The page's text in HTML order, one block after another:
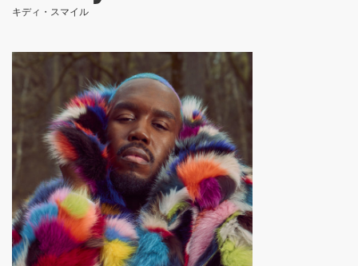
キディ・スマイル